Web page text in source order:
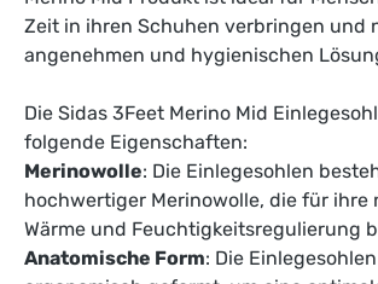
Zeit in ihren Schuhen verbringen und
angenehmen und hygienischen
Die Sidas 3Feet Merino Mid
folgende Eigenschaften:
Merinowolle: Die Einlegesohlen
hochwertiger Merinowolle, die für ihre
Wärme und Feuchtigkeitsregulierung
Anatomische Form: Die